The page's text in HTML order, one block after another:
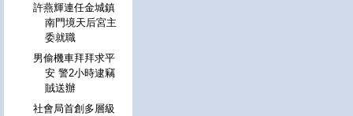
許燕輝連任金城鎮
南門境天后宮主
委就職
男偷機車拜拜求平
安 警2小時逮竊
賊送辦
社會局首創多層級